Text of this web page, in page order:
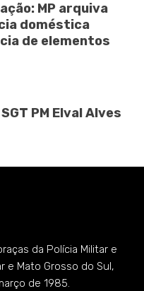
MP arquiva
doméstica
de elementos
SGT PM Elval Alves
da Polícia Militar e
e Mato Grosso do Sul,
de 1985.